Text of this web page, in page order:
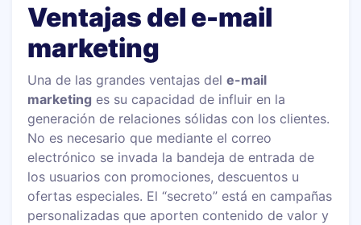
Ventajas del e-mail
marketing
Una de las grandes ventajas dele-mail
marketing es su capacidad de influir en la
generación de relaciones sólidas con los clientes.
No es necesario que mediante el correo
electrónico se invada la bandeja de entrada de
los usuarios con promociones, descuentos u
ofertas especiales. El “secreto” está en campañas
personalizadas que aporten contenido de valor y